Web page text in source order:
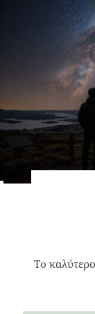
Το